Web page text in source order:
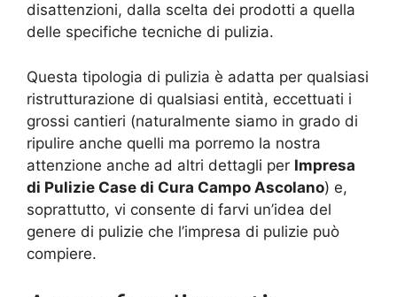
disattenzioni, dalla scelta dei prodotti a quella
delle specifiche tecniche di pulizia.
Questa tipologia di pulizia è adatta per qualsiasi
ristrutturazione di qualsiasi entità, eccettuati i
grossi cantieri (naturalmente siamo in grado di
ripulire anche quelli ma porremo la nostra
attenzione anche ad altri dettagli per Impresa
di Pulizie Case di Cura Campo Ascolano) e,
soprattutto, vi consente di farvi un’idea del
genere di pulizie che l’impresa di pulizie può
compiere.